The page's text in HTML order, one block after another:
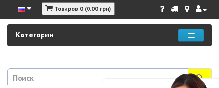
Товаров 0 (0.00 грн)
Категории